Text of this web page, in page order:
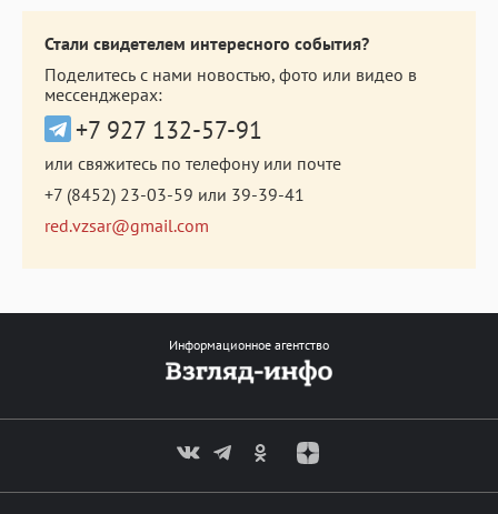
Стали свидетелем интересного события?
Поделитесь с нами новостью, фото или видео в
мессенджерах:
+7 927 132-57-91
или свяжитесь по телефону или почте
+7 (8452) 23-03-59 или 39-39-41
red.vzsar@gmail.com
Информационное агентство